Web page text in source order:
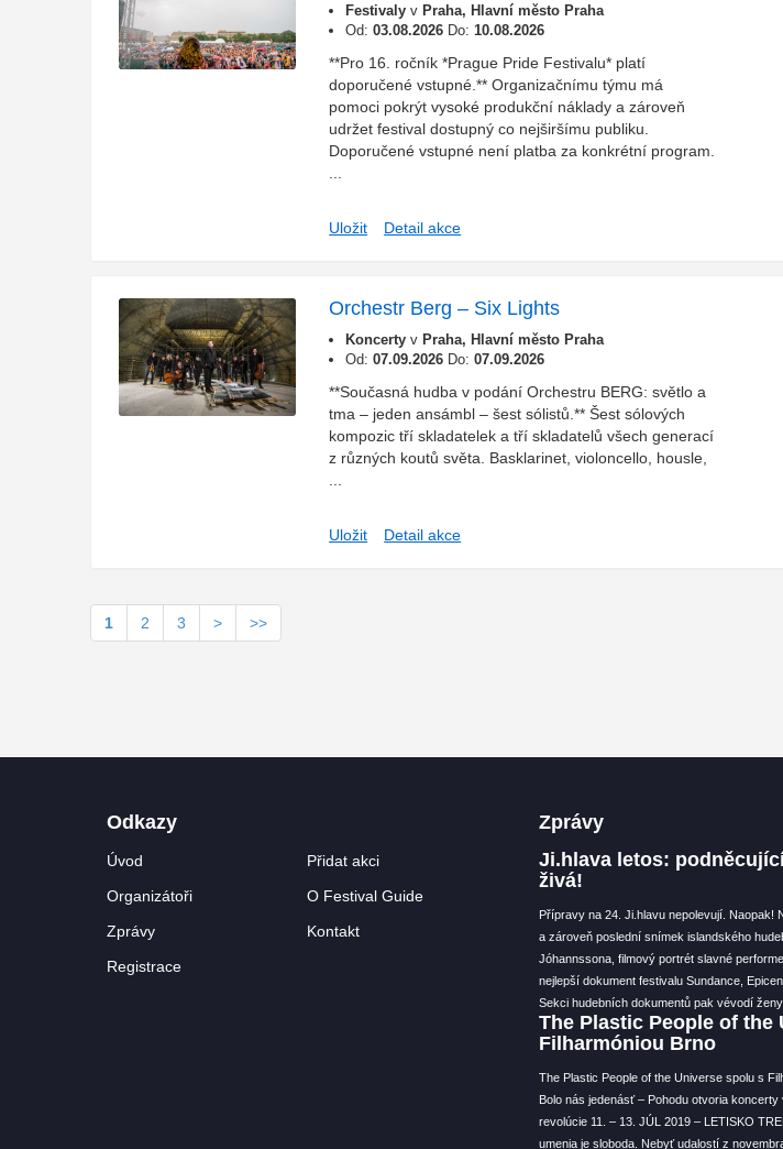
Festivaly v Praha, Hlavní město Praha
Od:03.08.2026 Do:10.08.2026
**Pro 16. ročník *Prague Pride Festivalu* platí
doporučené vstupné.** Organizačnímu týmu má
pomoci pokrýt vysoké produkční náklady a zároveň
udržet festival dostupný co nejširšímu publiku.
Doporučené vstupné není platba za konkrétní program.
Uložit Detail akce
Orchestr Berg – Six Lights
Koncerty v Praha, Hlavní město Praha
Od:07.09.2026 Do:07.09.2026
**Současná hudba v podání Orchestru BERG: světlo a
tma – jeden ansámbl – šest sólistů.** Šest sólových
kompozic tří skladatelek a tří skladatelů všech generací
z různých koutů světa. Basklarinet, violoncello, housle,
Uložit Detail akce
1 2 3 > >>
Odkazy
Úvod
Přidat akci
Organizátoři
O Festival Guide
Zprávy
Kontakt
Registrace
Zprávy
Ji.hlava letos:
živá!
Přípravy na 24. Ji.hlavu nepolevují. Naopak!
a zároveň poslední snímek islandského
Jóhannssona, filmový portrét slavné
nejlepší dokument festivalu Sundance,
Sekci hudebních dokumentů pak vévodí
The Plastic People of the
Filharmóniou Brno
The Plastic People of the Universe spolu s
Bolo nás jedenásť – Pohodu otvoria
revolúcie 11. – 13. JÚL 2019 – LETISKO
umenia je sloboda. Nebyť udalostí z